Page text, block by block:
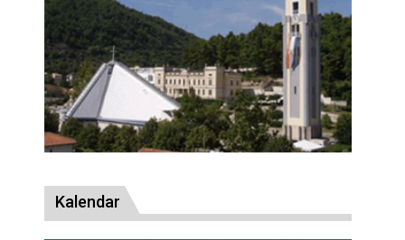
Kalendar